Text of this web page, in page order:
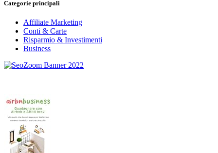
Categorie principali
Affiliate Marketing
Conti & Carte
Risparmio & Investimenti
Business